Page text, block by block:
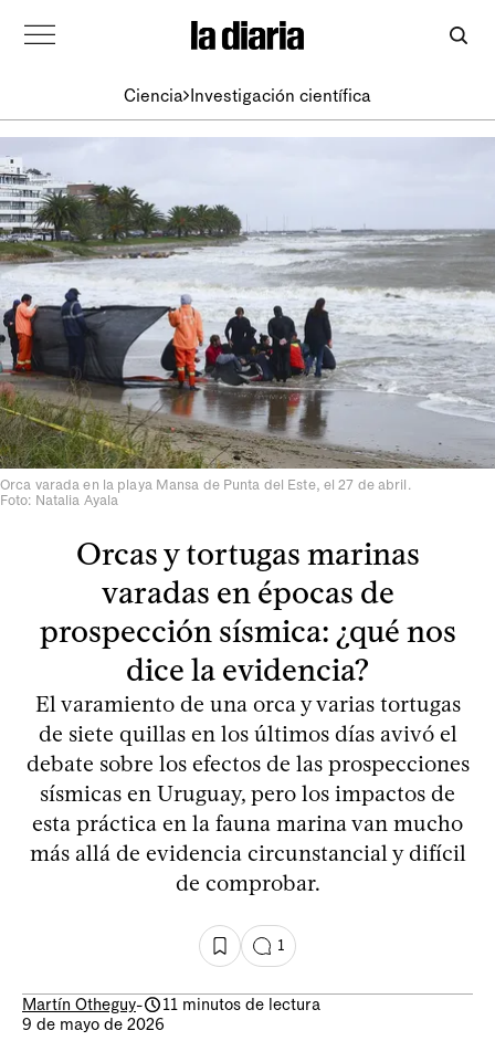
Ciencia Investigación científica
Orca varada en la playa Mansa de Punta del Este, el 27 de abril.
Foto: Natalia Ayala
Orcas y tortugas marinas
varadas en épocas de
prospección sísmica: ¿qué nos
dice la evidencia?
El varamiento de una orca y varias tortugas
de siete quillas en los últimos días avivó el
debate sobre los efectos de las prospecciones
sísmicas en Uruguay, pero los impactos de
esta práctica en la fauna marina van mucho
más allá de evidencia circunstancial y difícil
de comprobar.
1
Martín Otheguy-
11 minutos de lectura
9 de mayo de 2026